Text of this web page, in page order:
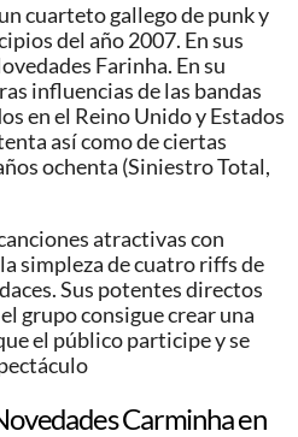
cuarteto gallego de punk y
del año 2007. En sus
Farinha. En su
influencias de las bandas
en el Reino Unido y Estados
así como de ciertas
ochenta (Siniestro Total,
atractivas con
simpleza de cuatro riffs de
Sus potentes directos
grupo consigue crear una
el público participe y se
Carminha en